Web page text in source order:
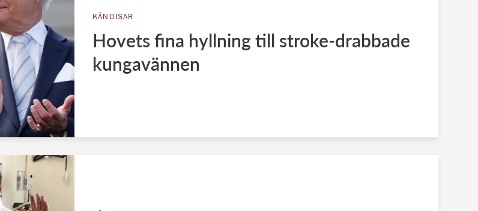
KÄNDISAR
Hovets fina hyllning till stroke-drabbade
kungavännen